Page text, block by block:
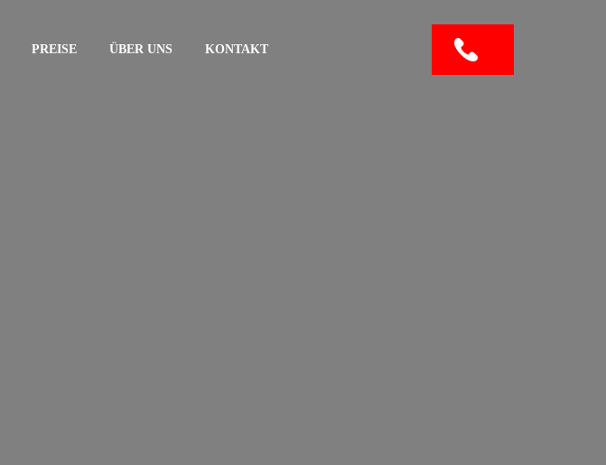
PREISE ÜBER UNS KONTAKT